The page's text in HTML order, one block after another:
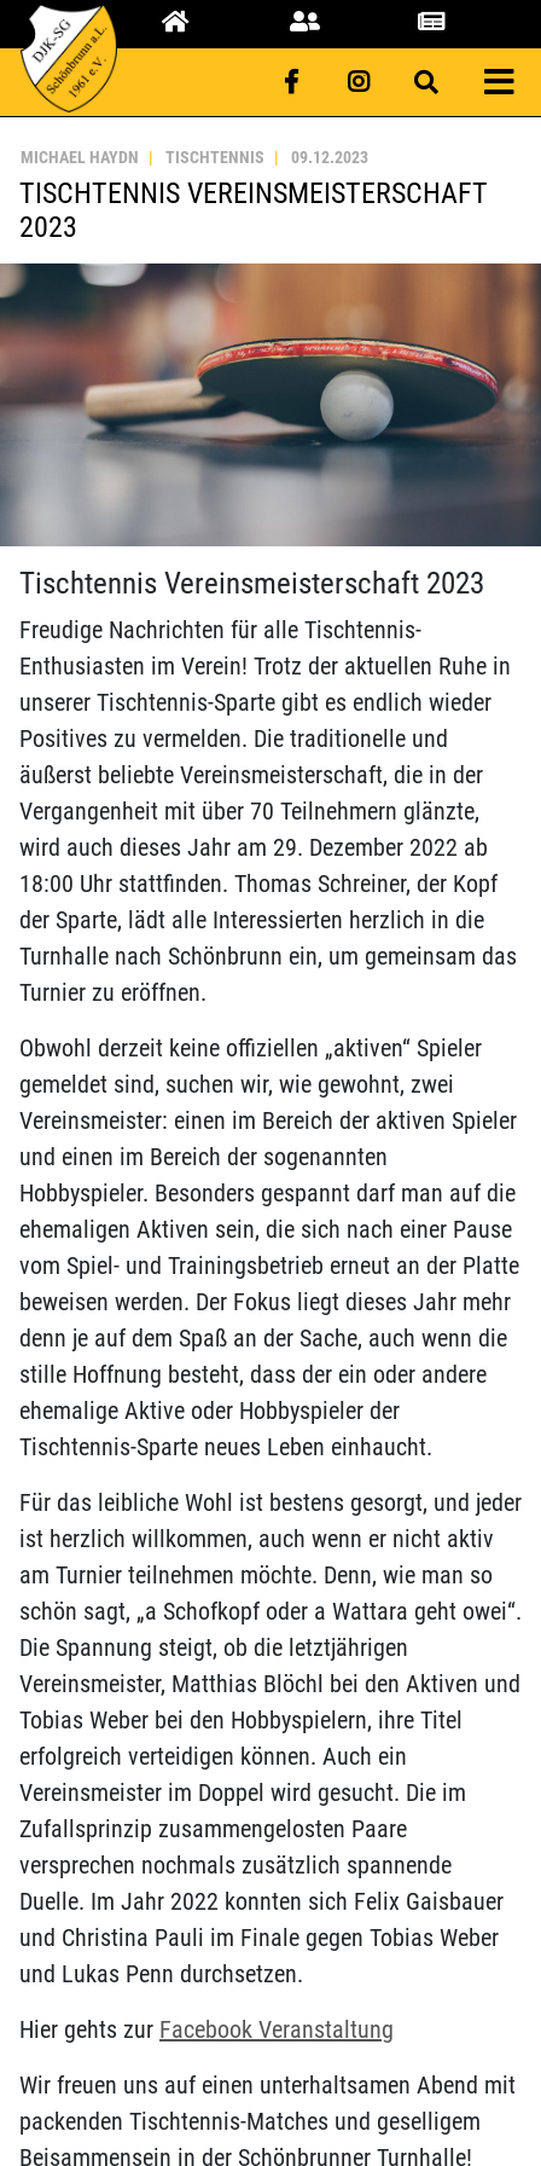
MICHAEL HAYDN TISCHTENNIS 09.12.2023
TISCHTENNIS VEREINSMEISTERSCHAFT
2023
Tischtennis Vereinsmeisterschaft 2023
Freudige Nachrichten für alle Tischtennis-
Enthusiasten im Verein! Trotz der aktuellen Ruhe in
unserer Tischtennis-Sparte gibt es endlich wieder
Positives zu vermelden. Die traditionelle und
äußerst beliebte Vereinsmeisterschaft, die in der
Vergangenheit mit über 70 Teilnehmern glänzte,
wird auch dieses Jahr am 29. Dezember 2022 ab
18:00 Uhr stattfinden. Thomas Schreiner, der Kopf
der Sparte, lädt alle Interessierten herzlich in die
Turnhalle nach Schönbrunn ein, um gemeinsam das
Turnier zu eröffnen.
Obwohl derzeit keine offiziellen „aktiven“ Spieler
gemeldet sind, suchen wir, wie gewohnt, zwei
Vereinsmeister: einen im Bereich der aktiven Spieler
und einen im Bereich der sogenannten
Hobbyspieler. Besonders gespannt darf man auf die
ehemaligen Aktiven sein, die sich nach einer Pause
vom Spiel- und Trainingsbetrieb erneut an der Platte
beweisen werden. Der Fokus liegt dieses Jahr mehr
denn je auf dem Spaß an der Sache, auch wenn die
stille Hoffnung besteht, dass der ein oder andere
ehemalige Aktive oder Hobbyspieler der
Tischtennis-Sparte neues Leben einhaucht.
Für das leibliche Wohl ist bestens gesorgt, und jeder
ist herzlich willkommen, auch wenn er nicht aktiv
am Turnier teilnehmen möchte. Denn, wie man so
schön sagt, „a Schofkopf oder a Wattara geht owei“.
Die Spannung steigt, ob die letztjährigen
Vereinsmeister, Matthias Blöchl bei den Aktiven und
Tobias Weber bei den Hobbyspielern, ihre Titel
erfolgreich verteidigen können. Auch ein
Vereinsmeister im Doppel wird gesucht. Die im
Zufallsprinzip zusammengelosten Paare
versprechen nochmals zusätzlich spannende
Duelle. Im Jahr 2022 konnten sich Felix Gaisbauer
und Christina Pauli im Finale gegen Tobias Weber
und Lukas Penn durchsetzen.
Hier gehts zur Facebook Veranstaltung
Wir freuen uns auf einen unterhaltsamen Abend mit
packenden Tischtennis-Matches und geselligem
Beisammensein in der Schönbrunner Turnhalle!